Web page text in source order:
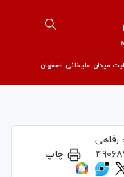
میدان علیخانی اصفهان
چاپ